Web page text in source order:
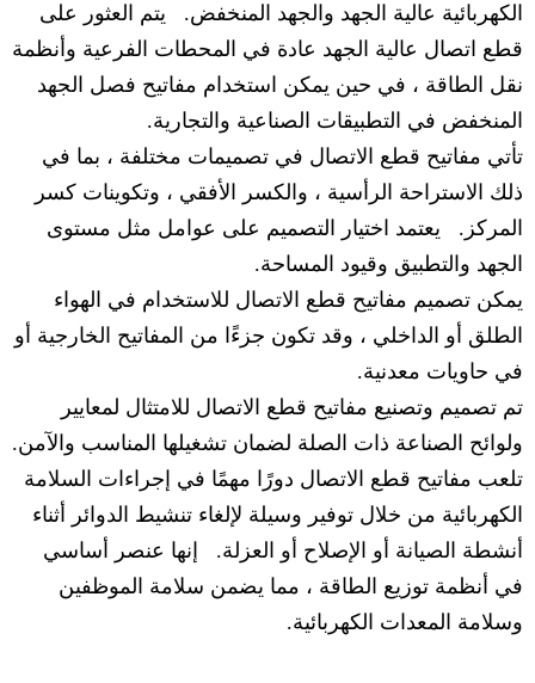
الكهربائية عالية الجهد والجهد المنخفض. يتم العثور على
قطع اتصال عالية الجهد عادة في المحطات الفرعية وأنظمة
نقل الطاقة ، في حين يمكن استخدام مفاتيح فصل الجهد
المنخفض في التطبيقات الصناعية والتجارية.
تأتي مفاتيح قطع الاتصال في تصميمات مختلفة ، بما في
ذلك الاستراحة الرأسية ، والكسر الأفقي ، وتكوينات كسر
المركز. يعتمد اختيار التصميم على عوامل مثل مستوى
الجهد والتطبيق وقيود المساحة.
يمكن تصميم مفاتيح قطع الاتصال للاستخدام في الهواء
الطلق أو الداخلي ، وقد تكون جزءًا من المفاتيح الخارجية أو
في حاويات معدنية.
تم تصميم وتصنيع مفاتيح قطع الاتصال للامتثال لمعايير
ولوائح الصناعة ذات الصلة لضمان تشغيلها المناسب والآمن.
تلعب مفاتيح قطع الاتصال دورًا مهمًا في إجراءات السلامة
الكهربائية من خلال توفير وسيلة لإلغاء تنشيط الدوائر أثناء
أنشطة الصيانة أو الإصلاح أو العزلة. إنها عنصر أساسي
في أنظمة توزيع الطاقة ، مما يضمن سلامة الموظفين
وسلامة المعدات الكهربائية.